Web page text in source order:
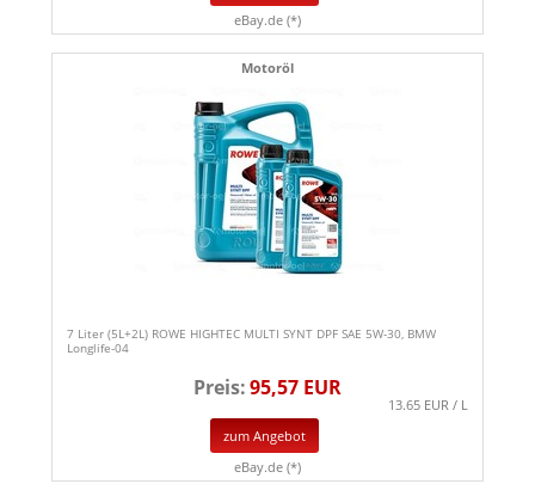
eBay.de (*)
Motoröl
7 Liter (5L+2L) ROWE HIGHTEC MULTI SYNT DPF SAE 5W-30, BMW
Longlife-04
Preis:95,57 EUR
13.65 EUR / L
zum Angebot
eBay.de (*)